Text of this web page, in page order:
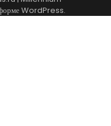
WordPress.